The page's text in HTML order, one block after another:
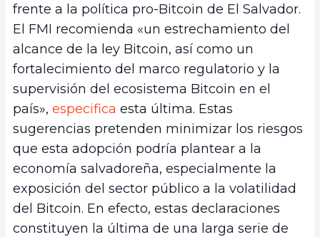
frente a la política pro-Bitcoin de El Salvador.
El FMI recomienda «un estrechamiento del
alcance de la ley Bitcoin, así como un
fortalecimiento del marco regulatorio y la
supervisión del ecosistema Bitcoin en el
país», especifica esta última. Estas
sugerencias pretenden minimizar los riesgos
que esta adopción podría plantear a la
economía salvadoreña, especialmente la
exposición del sector público a la volatilidad
del Bitcoin. En efecto, estas declaraciones
constituyen la última de una larga serie de